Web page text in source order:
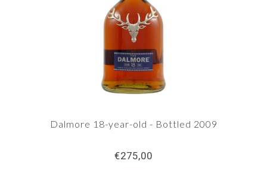
Dalmore 18-year-old - Bottled 2009
€275,00